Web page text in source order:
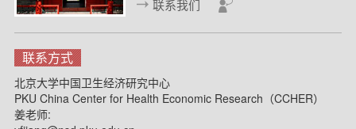
联系我们
联系方式
北京大学中国卫生经济研究中心
PKU China Center for Health Economic Research（CCHER）
姜老师: